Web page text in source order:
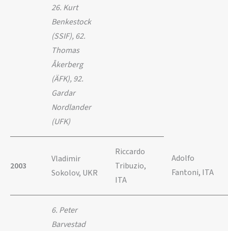
26. Kurt
Benkestock
(SSIF), 62.
Thomas
Åkerberg
(ÄFK), 92.
Gardar
Nordlander
(UFK)
2003
Vladimir
Sokolov, UKR
Riccardo
Tribuzio,
ITA
Adolfo
Fantoni, ITA
6. Peter
Barvestad